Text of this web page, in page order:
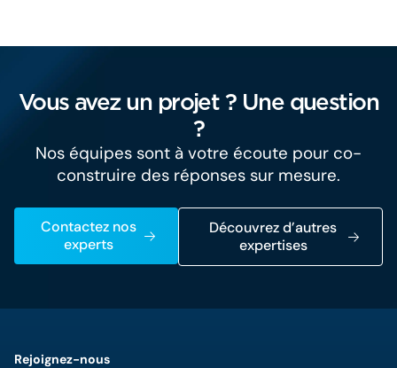
Vous avez un projet ? Une question
?
Nos équipes sont à votre écoute pour co-
construire des réponses sur mesure.
Contactez nos
experts
Découvrez d’autres
expertises
Rejoignez-nous